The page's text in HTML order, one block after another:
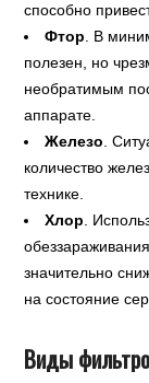
способно
Фтор . В
полезен, но
необратимым
аппарате.
Железо .
количество
технике.
Хлор .
значительно
на состояние
Виды